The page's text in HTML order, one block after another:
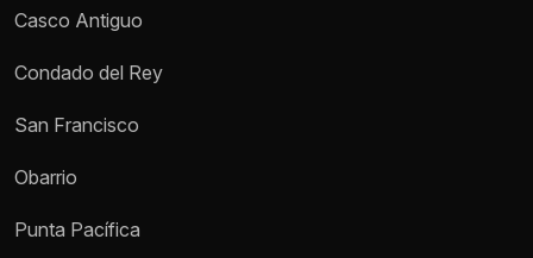
Casco Antiguo
Condado del Rey
San Francisco
Obarrio
Punta Pacífica